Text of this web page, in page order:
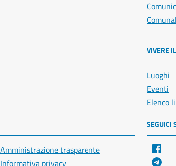
VIVERE
Luoghi
Eventi
Elenco
Amministrazione trasparente
Informativa privacy
SEGUICI